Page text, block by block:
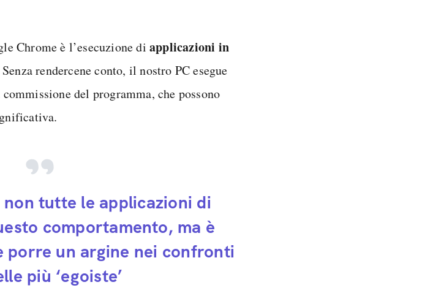
Chrome è l’esecuzione di applicazioni in
rendercene conto, il nostro PC esegue
del programma, che possono
tutte le applicazioni di
comportamento, ma è
porre un argine nei confronti
più ‘egoiste’